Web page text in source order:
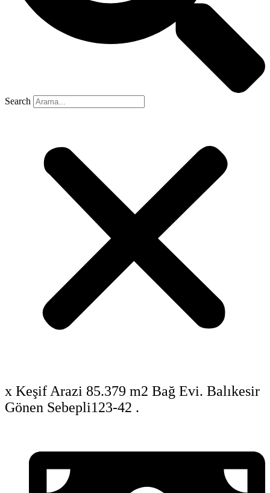
Search
x Keşif Arazi 85.379 m2 Bağ Evi. Balıkesir
Gönen Sebepli123-42 .